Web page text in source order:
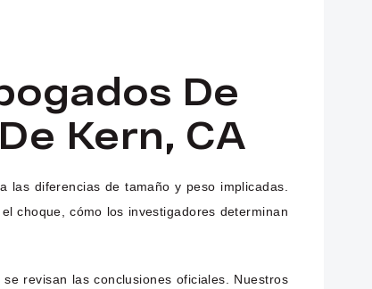
De
Kern, CA
diferencias de tamaño y peso implicadas.
choque, cómo los investigadores determinan
revisan las conclusiones oficiales. Nuestros